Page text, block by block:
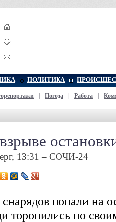
ПОЛИТИКА
Погода Работа
13:31 – СОЧИ-24
снарядов попали на
торопились по